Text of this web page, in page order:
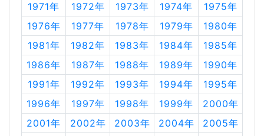
1971年
1972年 1973年 1974年
1975年
1976年
1977年 1978年 1979年
1980年
1981年
1982年 1983年 1984年
1985年
1986年
1987年 1988年 1989年
1990年
1991年
1992年 1993年 1994年
1995年
1996年
1997年 1998年 1999年
2000年
2001年
2002年 2003年 2004年
2005年